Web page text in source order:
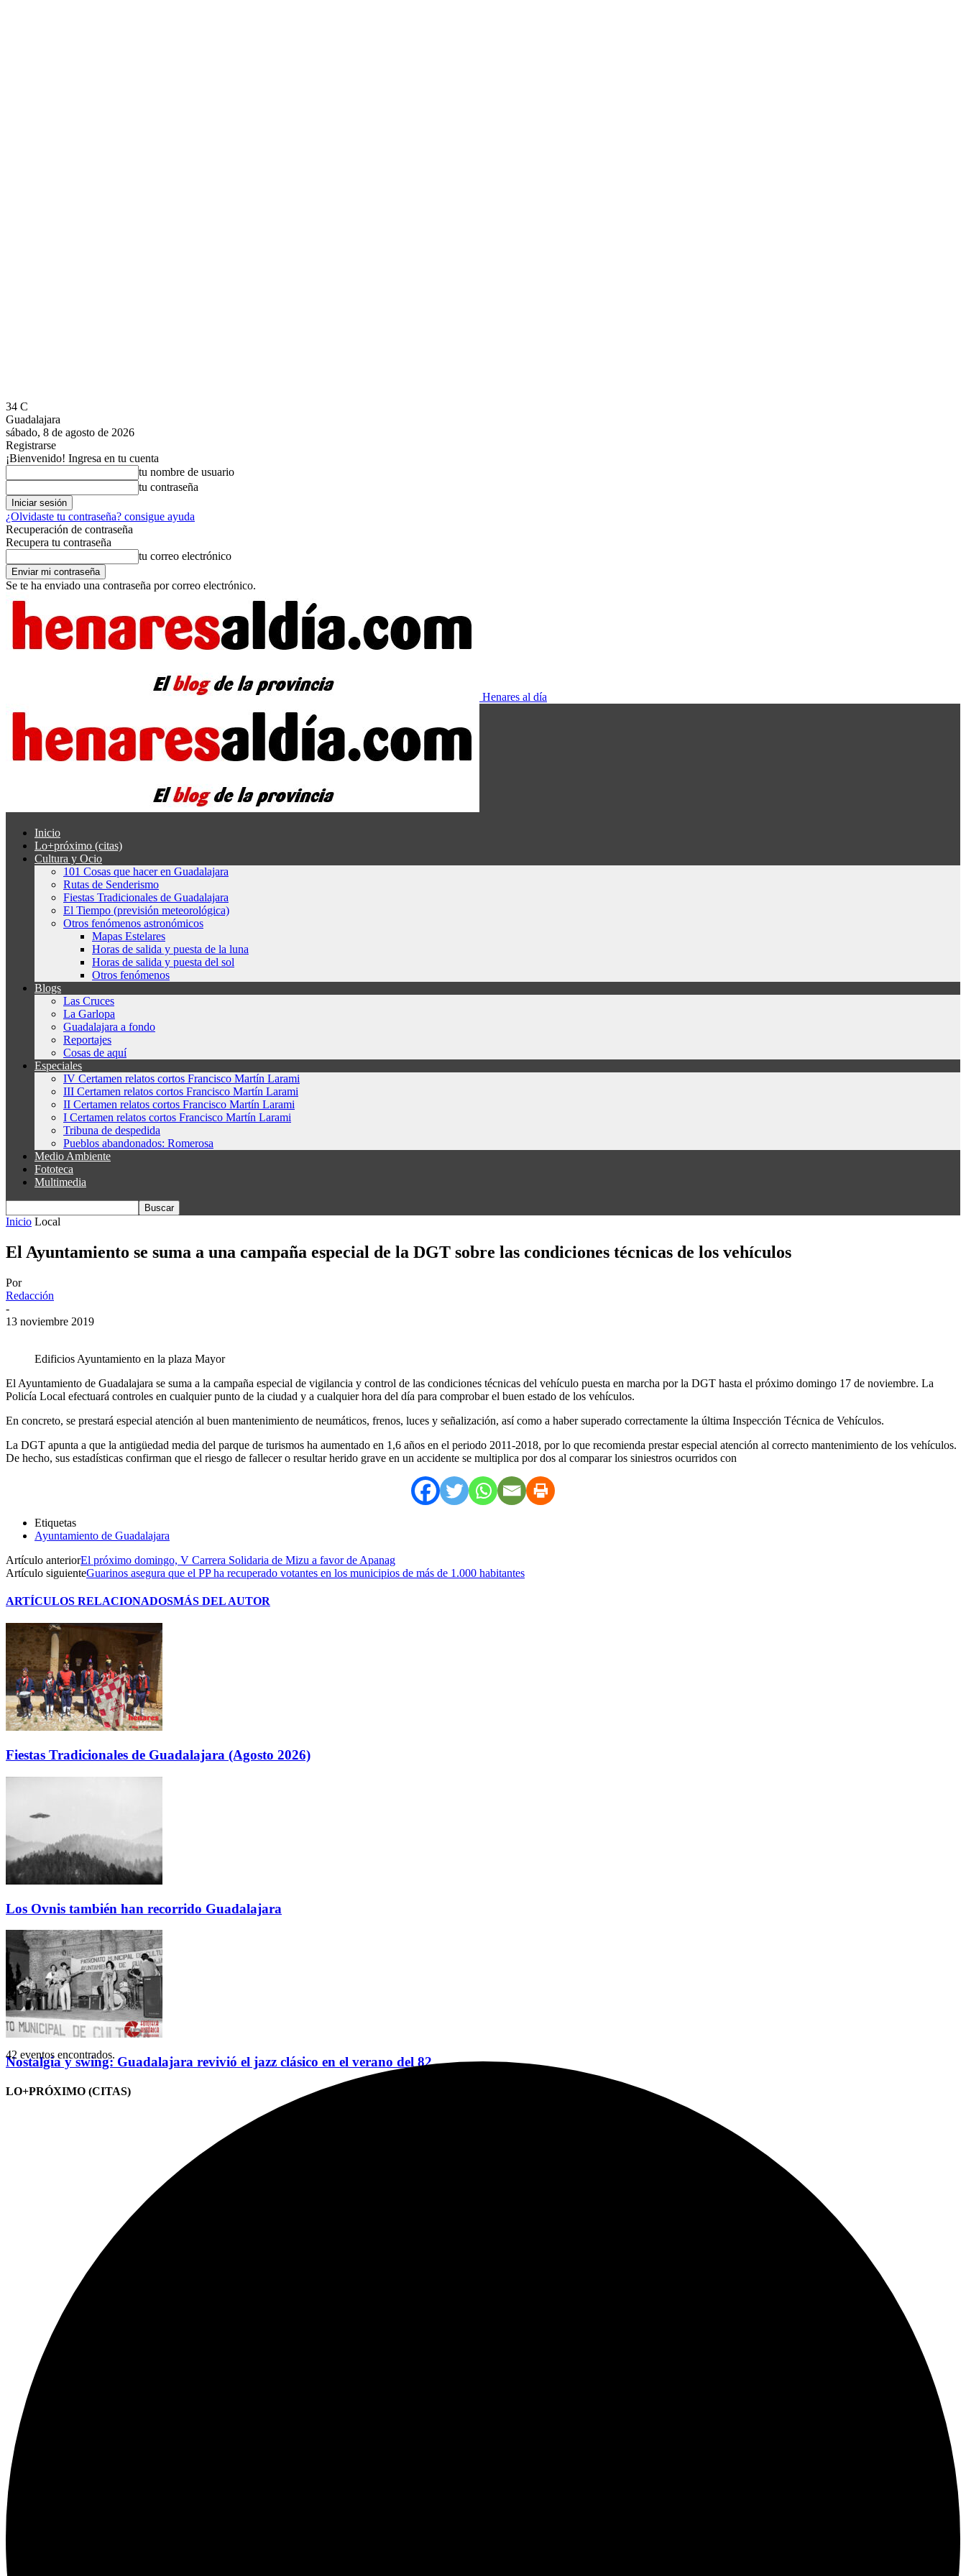
34 C
Guadalajara
sábado, 8 de agosto de 2026
Registrarse
¡Bienvenido! Ingresa en tu cuenta
tu nombre de usuario
tu contraseña
¿Olvidaste tu contraseña? consigue ayuda
Recuperación de contraseña
Recupera tu contraseña
tu correo electrónico
Se te ha enviado una contraseña por correo electrónico.
Henares al día
Inicio
Lo+próximo (citas)
Cultura y Ocio
101 Cosas que hacer en Guadalajara
Rutas de Senderismo
Fiestas Tradicionales de Guadalajara
El Tiempo (previsión meteorológica)
Otros fenómenos astronómicos
Mapas Estelares
Horas de salida y puesta de la luna
Horas de salida y puesta del sol
Otros fenómenos
Blogs
Las Cruces
La Garlopa
Guadalajara a fondo
Reportajes
Cosas de aquí
Especiales
IV Certamen relatos cortos Francisco Martín Larami
III Certamen relatos cortos Francisco Martín Larami
II Certamen relatos cortos Francisco Martín Larami
I Certamen relatos cortos Francisco Martín Larami
Tribuna de despedida
Pueblos abandonados: Romerosa
Medio Ambiente
Fototeca
Multimedia
Inicio Local
El Ayuntamiento se suma a una campaña especial de la DGT sobre las condiciones técnicas de los vehículos
Por
Redacción
-
13 noviembre 2019
Edificios Ayuntamiento en la plaza Mayor
El Ayuntamiento de Guadalajara se suma a la campaña especial de vigilancia y control de las condiciones técnicas del vehículo puesta en marcha por la DGT hasta el próximo domingo 17 de noviembre. La
Policía Local efectuará controles en cualquier punto de la ciudad y a cualquier hora del día para comprobar el buen estado de los vehículos.
En concreto, se prestará especial atención al buen mantenimiento de neumáticos, frenos, luces y señalización, así como a haber superado correctamente la última Inspección Técnica de Vehículos.
La DGT apunta a que la antigüedad media del parque de turismos ha aumentado en 1,6 años en el periodo 2011-2018, por lo que recomienda prestar especial atención al correcto mantenimiento de los vehículos.
De hecho, sus estadísticas confirman que el riesgo de fallecer o resultar herido grave en un accidente se multiplica por dos al comparar los siniestros ocurridos con
Etiquetas
Ayuntamiento de Guadalajara
Artículo anteriorEl próximo domingo, V Carrera Solidaria de Mizu a favor de Apanag
Artículo siguienteGuarinos asegura que el PP ha recuperado votantes en los municipios de más de 1.000 habitantes
ARTÍCULOS RELACIONADOSMÁS DEL AUTOR
Fiestas Tradicionales de Guadalajara (Agosto 2026)
Los Ovnis también han recorrido Guadalajara
Nostalgia y swing: Guadalajara revivió el jazz clásico en el verano del 82
LO+PRÓXIMO (CITAS)
42 eventos encontrados.